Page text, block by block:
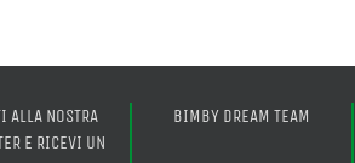
ALLA NOSTRA
E RICEVI UN
BIMBY DREAM TEAM